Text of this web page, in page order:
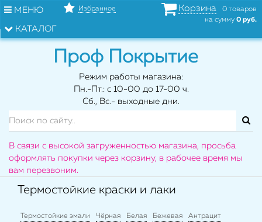
МЕНЮ
КАТАЛОГ
Избранное Корзина
0 товаров
на сумму 0 руб.
Проф Покрытие
Режим работы магазина:
Пн.-Пт.: с 10-00 до 17-00 ч.
Сб., Вс.- выходные дни.
В связи с высокой загруженностью магазина, просьба
оформлять покупки через корзину, в рабочее время мы
вам перезвоним.
Термостойкие краски и лаки
Термостойкие эмали Чёрная Белая Бежевая Антрацит